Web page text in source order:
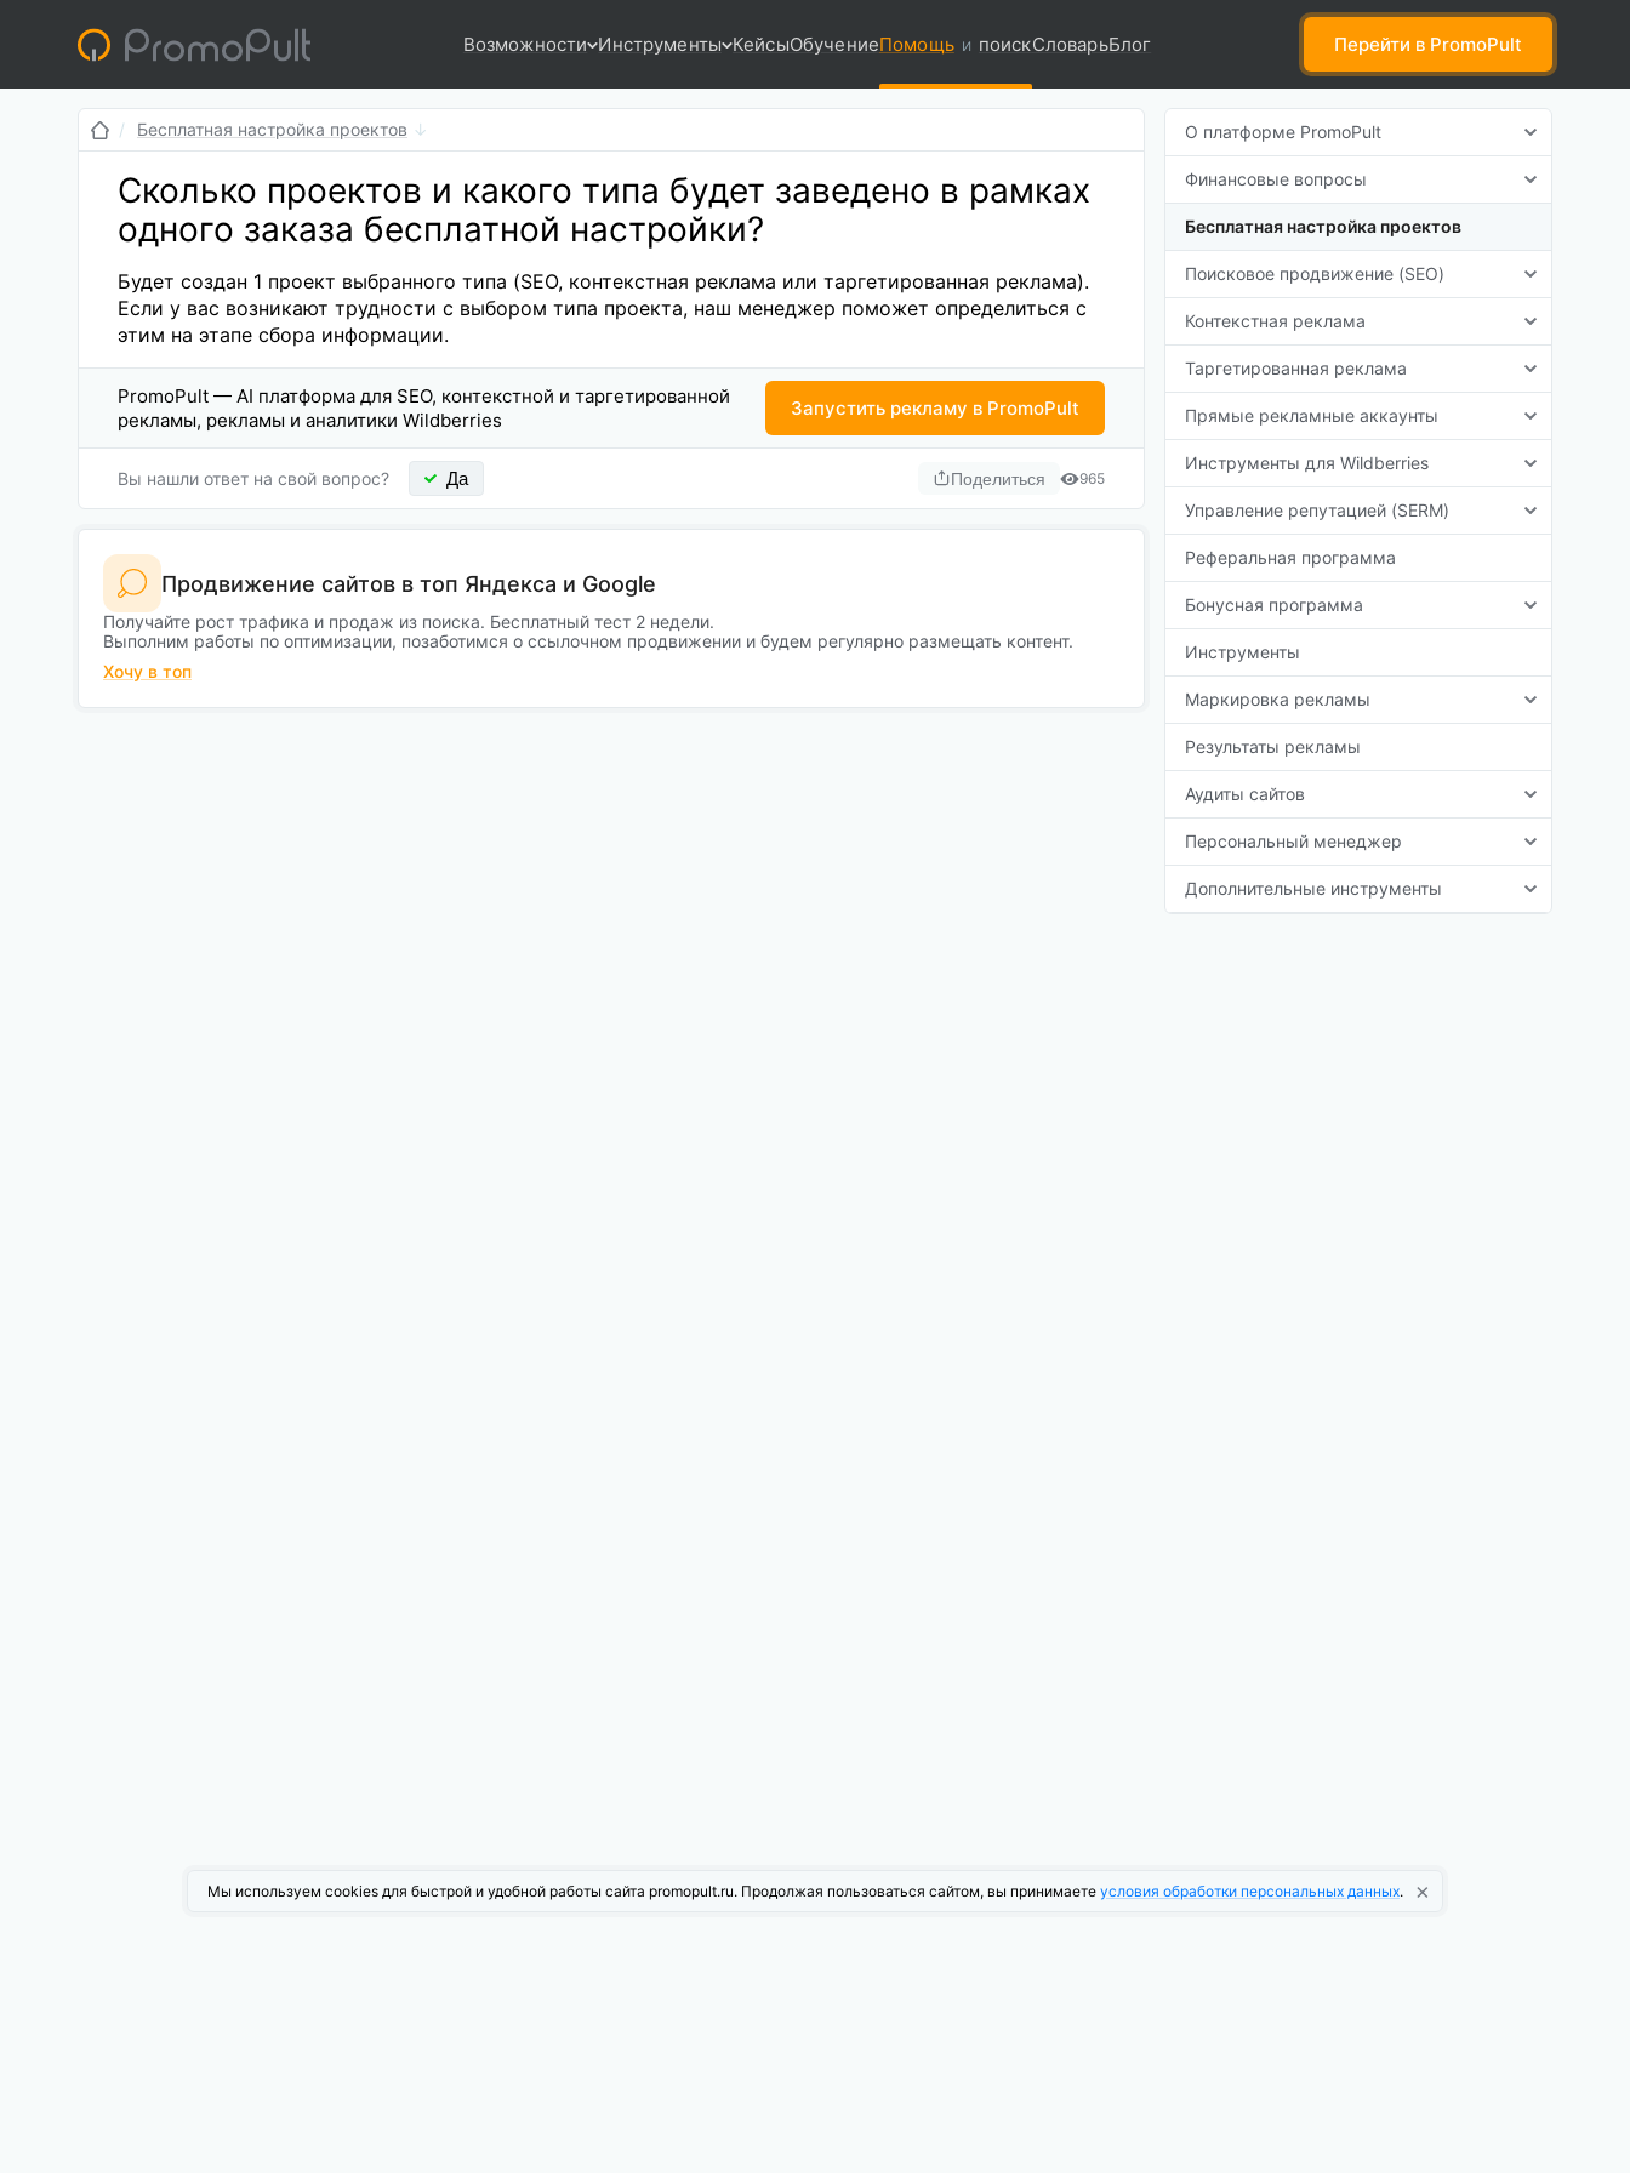
Возможности Инструменты КейсыОбучениеПомощь и поискСловарьБлог Перейти в PromoPult
Бесплатная настройка проектов
Сколько проектов и какого типа будет заведено в рамках
одного заказа бесплатной настройки?
Будет создан 1 проект выбранного типа (SEO, контекстная реклама или таргетированная реклама).
Если у вас возникают трудности с выбором типа проекта, наш менеджер поможет определиться с
этим на этапе сбора информации.
PromoPult — AI платформа для SEO, контекстной и таргетированной
рекламы, рекламы и аналитики Wildberries
Запустить рекламу в PromoPult
Вы нашли ответ на свой вопрос? Да Поделиться 965
Продвижение сайтов в топ Яндекса и Google
Получайте рост трафика и продаж из поиска. Бесплатный тест 2 недели.
Выполним работы по оптимизации, позаботимся о ссылочном продвижении и будем регулярно размещать контент.
Хочу в топ
О платформе PromoPult
Финансовые вопросы
Бесплатная настройка проектов
Поисковое продвижение (SEO)
Контекстная реклама
Таргетированная реклама
Прямые рекламные аккаунты
Инструменты для Wildberries
Управление репутацией (SERM)
Реферальная программа
Бонусная программа
Инструменты
Маркировка рекламы
Результаты рекламы
Аудиты сайтов
Персональный менеджер
Дополнительные инструменты
Мы используем cookies для быстрой и удобной работы сайта promopult.ru. Продолжая пользоваться сайтом, вы принимаете условия обработки персональных данных. ×